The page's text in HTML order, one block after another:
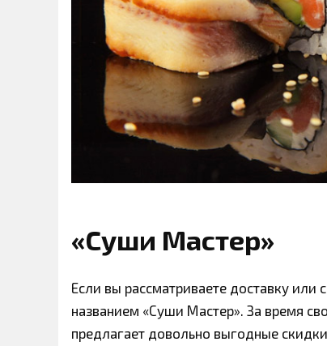
«Суши Мастер»
Если вы рассматриваете доставку
названием «Суши Мастер». За время
предлагает довольно выгодные